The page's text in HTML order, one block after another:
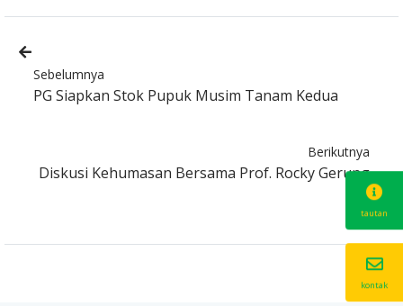
Sebelumnya
PG Siapkan Stok Pupuk Musim Tanam Kedua
Berikutnya
Diskusi Kehumasan Bersama Prof. Rocky Gerung
tautan
kontak